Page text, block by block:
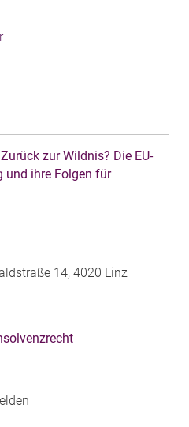
zur Wildnis? Die EU-
und ihre Folgen für
14, 4020 Linz